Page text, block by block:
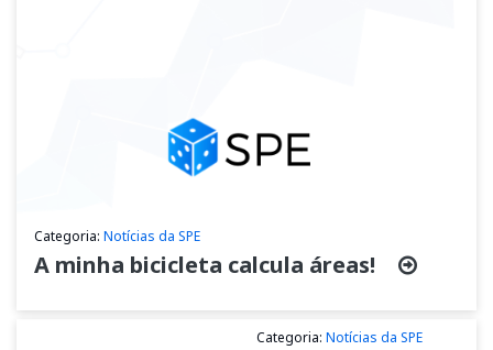
Categoria: Notícias da SPE
A minha bicicleta calcula áreas!
Categoria: Notícias da SPE